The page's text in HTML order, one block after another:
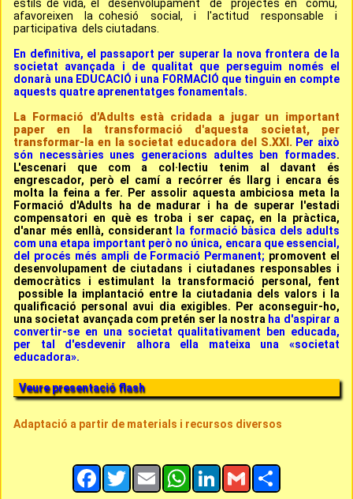
estils de vida, el desenvolupament de projectes en comú,
afavoreixen la cohesió social, i l'actitud responsable i
participativa dels ciutadans.
En definitiva, el passaport per superar la nova frontera de la
societat avançada i de qualitat que perseguim només el
donarà una EDUCACIÓ i una FORMACIÓ que tinguin en compte
aquests quatre aprenentatges fonamentals.
La Formació d'Adults està cridada a jugar un important
paper en la transformació d'aquesta societat, per
transformar-la en la societat educadora del S.XXI. Per això
són necessàries unes generacions adultes ben formades.
L'escenari que com a col·lectiu tenim al davant és
engrescador, però el camí a recórrer és llarg i encara és
molta la feina a fer. Per assolir aquesta ambiciosa meta la
Formació d'Adults ha de madurar i ha de superar l'estadi
compensatori en què es troba i ser capaç, en la pràctica,
d'anar més enllà, considerant
la formació bàsica dels adults
com una etapa important però no única, encara que essencial,
del procés més ampli de Formació Permanent; promovent el
desenvolupament de ciutadans i ciutadanes responsables i
democràtics i estimulant la transformació personal, fent
possible la implantació entre la ciutadania dels valors i la
qualificació personal avui dia exigibles. Per aconseguir-ho,
una societat avançada com pretén ser la nostra ha d'aspirar a
convertir-se en una societat qualitativament ben educada,
per tal d'esdevenir alhora ella mateixa una «societat
educadora».
Veure presentació flash
Adaptació a partir de materials i recursos diversos
Facebook
TwitterEmail WhatsApp
LinkedInGmailShare